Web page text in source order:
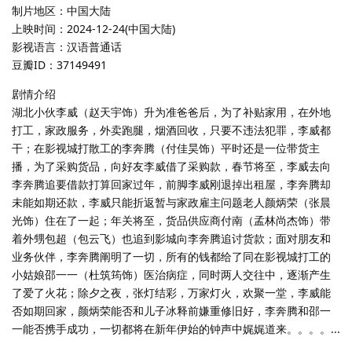
制片地区：中国大陆
上映时间：2024-12-24(中国大陆)
影视语言：汉语普通话
豆瓣ID：37149491
剧情介绍
湖北小伙李威（赵天宇饰）升为准爸爸后，为了补贴家用，在外地
打工，家政服务，外卖跑腿，烟酒回收，只要不违法犯罪，李威都
干；在影视城打散工的李奔腾（付佳昊饰）平时还是一位带货主
播，为了采购货品，向好友李威借了采购款，春节将至，李威去向
李奔腾追要借款打算回家过年，前脚李威刚退掉出租屋，李奔腾却
未能如期还款，李威只能折返暂与家政雇主问题老人颜炳荣（张晨
光饰）住在了一起；年关将至，货品供应商付南（孟林尚杰饰）带
着外甥包超（包云飞）也追到影城向李奔腾追讨货款；面对朋友和
业务伙伴，李奔腾阐明了一切，所有的钱都给了同在影视城打工的
小姑娘邵一一（杜筑筠饰）医治病症，同时两人交往中，逐渐产生
了爱了火花；除夕之夜，张灯结彩，万家灯火，欢聚一堂，李威能
否如期回家，颜炳荣能否和儿子冰释前嫌重修旧好，李奔腾和邵一
一能否携手成功，一切都将在新年伊始的钟声中娓娓道来。。。。...